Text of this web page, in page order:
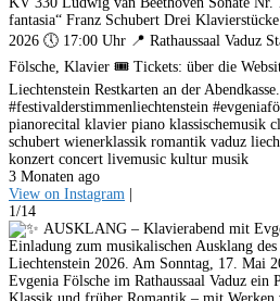
fantasia“ Franz Schubert Drei
2026 🕔 17:00 Uhr 📍 Rathaussaal Vaduz
Fölsche, Klavier 🎟️ Tickets: über die
Liechtenstein Restkarten an der
#festivalderstimmenliechtenstein
pianorecital klavier piano klassischemusik
schubert wienerklassik romantik vaduz
konzert concert livemusic kultur musik
3 Monaten ago
View on Instagram |
1/14